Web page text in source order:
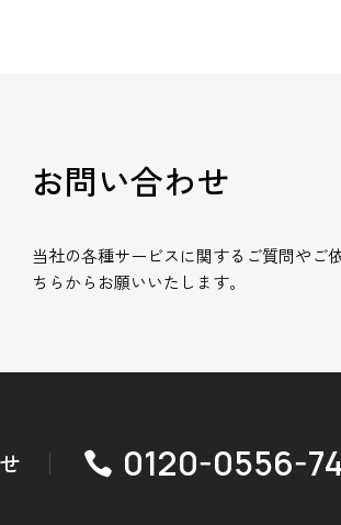
お問い合わせ
当社の各種サービスに関するご質問やご
ちらからお願いいたします。
0120-0556-74